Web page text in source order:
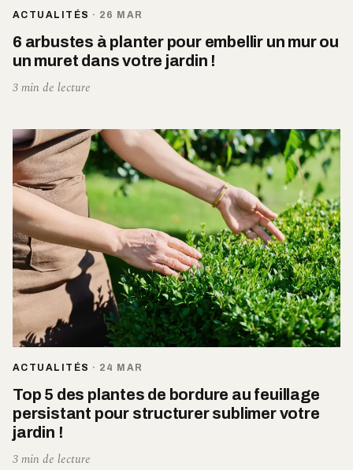
ACTUALITÉS · 26 MAR
6 arbustes à planter pour embellir un mur ou
un muret dans votre jardin !
3 min de lecture
ACTUALITÉS · 24 MAR
Top 5 des plantes de bordure au feuillage
persistant pour structurer sublimer votre
jardin !
3 min de lecture